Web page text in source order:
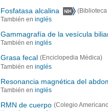
Fosfatasa alcalina
También en inglés
Gammagrafía de la vesícula
También en inglés
Grasa fecal (Enciclopedia Médica)
También en inglés
Resonancia magnética del
También en inglés
RMN de cuerpo (Colegio